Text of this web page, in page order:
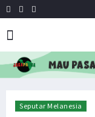
HEADLINENEWS
Seputar Melanesia